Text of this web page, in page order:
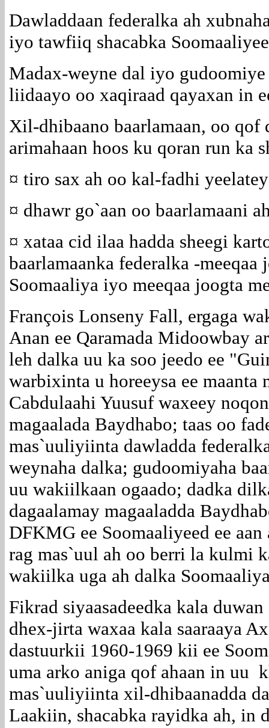
Dawladdaan federalka ah
iyo tawfiiq shacabka
Madax-weyne dal iyo gudoomiye
liidaayo oo xaqiraad qayaxan in
Xil-dhibaano baarlamaan, oo
arimahaan hoos ku qoran run ka
¤ tiro sax ah oo kal-fadhi
¤ dhawr go`aan oo baarlamaani
¤ xataa cid ilaa hadda sheegi
baarlamaanka federalka -
Soomaaliya iyo meeqaa joogta
François Lonseny Fall, ergaga
Anan ee Qaramada Midoowbay
leh dalka uu ka soo jeedo ee
warbixinta u horeeysa ee
Cabdulaahi Yuusuf waxeey
magaalada Baydhabo; taas oo
mas`uuliyiinta dawladda
weynaha dalka; gudoomiyaha
uu wakiilkaan ogaado; dadka
dagaalamay magaaladda
DFKMG ee Soomaaliyeed ee
rag mas`uul ah oo berri la kulmi
wakiilka uga ah dalka
Fikrad siyaasadeedka kala
dhex-jirta waxaa kala saaraaya
dastuurkii 1960-1969 kii ee
uma arko aniga qof ahaan in uu
mas`uuliyiinta xil-dhibaanadda
Laakiin, shacabka rayidka ah, in